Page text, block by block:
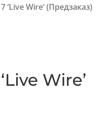
‘Live Wire’ (Предзаказ)
Wire’